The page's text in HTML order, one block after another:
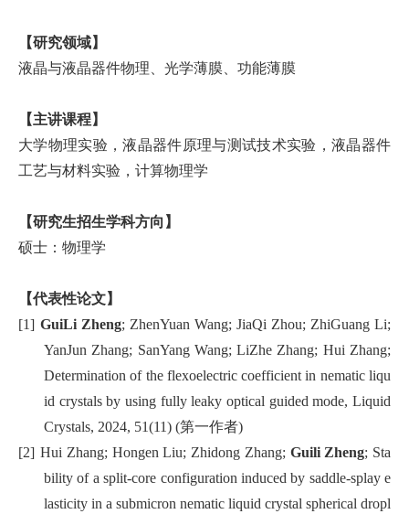
【研究领域】
液晶与液晶器件物理、光学薄膜、功能薄膜
【主讲课程】
大学物理实验，液晶器件原理与测试技术实验，液晶器件
工艺与材料实验，计算物理学
【研究生招生学科方向】
硕士：物理学
【代表性论文】
[1] GuiLi Zheng; ZhenYuan Wang; JiaQi Zhou; ZhiGuang Li;
YanJun Zhang; SanYang Wang; LiZhe Zhang; Hui Zhang;
Determination of the flexoelectric coefficient in nematic liqu
id crystals by using fully leaky optical guided mode, Liquid
Crystals, 2024, 51(11) (第一作者)
[2] Hui Zhang; Hongen Liu; Zhidong Zhang; Guili Zheng; Sta
bility of a split-core configuration induced by saddle-splay e
lasticity in a submicron nematic liquid crystal spherical dropl